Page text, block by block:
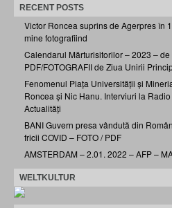
RECENT POSTS
Victor Roncea suprins de Agerpres în
mine fotografiind
Calendarul Mărturisitorilor – 2023 –
PDF/FOTOGRAFII de Ziua Unirii
Fenomenul Piața Universității și
Roncea și Nic Hanu. Interviuri la
Actualități
BANI Guvern presa vândută din
fricii COVID – FOTO / PDF
AMSTERDAM – 2.01. 2022 – AFP –
WELTKULTUR